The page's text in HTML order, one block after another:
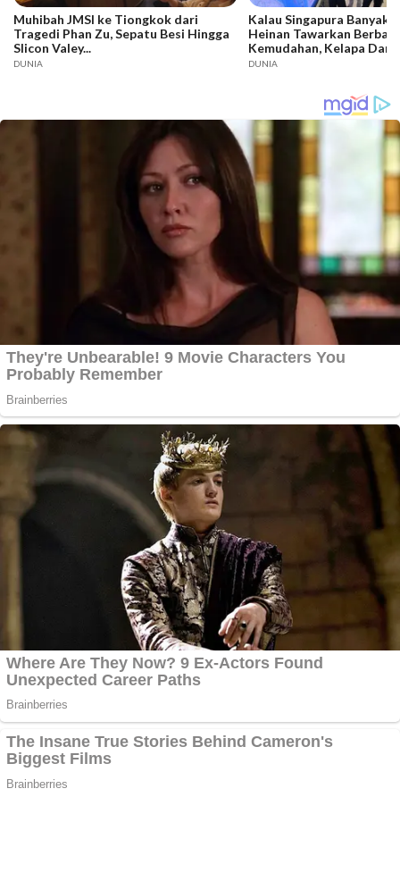
Muhibah JMSI ke Tiongkok dari
Tragedi Phan Zu, Sepatu Besi Hingga
Slicon Valey...
DUNIA
Kalau Singapura Banyak
Heinan Tawarkan
Kemudahan, Kelapa Dari
Sudah Masuk,
DUNIA